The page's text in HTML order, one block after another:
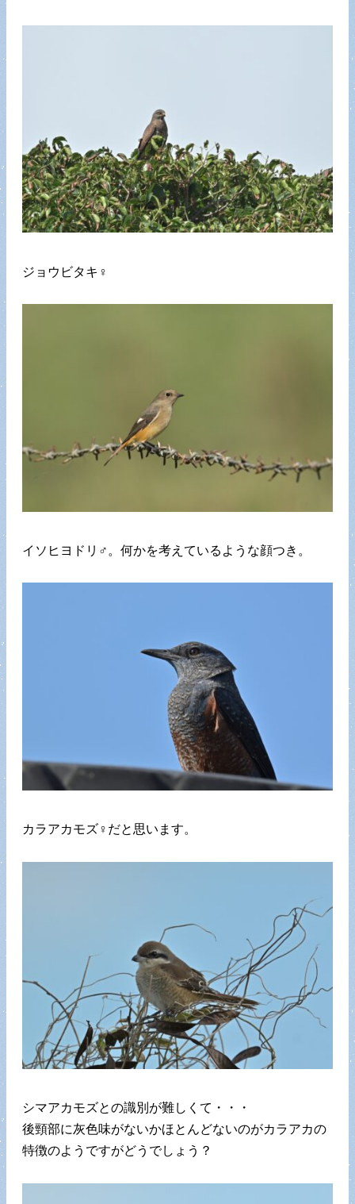
ジョウビタキ♀
イソヒヨドリ♂。何かを考えているような顔つき。
カラアカモズ♀だと思います。
シマアカモズとの識別が難しくて・・・
後頸部に灰色味がないかほとんどないのがカラアカの
特徴のようですがどうでしょう？